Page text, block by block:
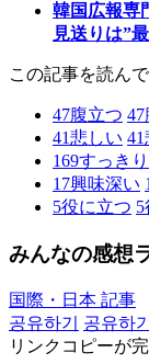
韓国広報専
見送りは”
この記事を読ん
47腹立つ 47
41悲しい 41
169すっきり
17興味深い
5役に立つ 5
みんなの感想
国際・日本 記事
공유하기
공유하기
リンクコピーが